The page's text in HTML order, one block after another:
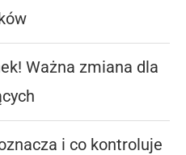
Ważna zmiana dla
i co kontroluje